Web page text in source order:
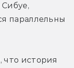
параллельны
история